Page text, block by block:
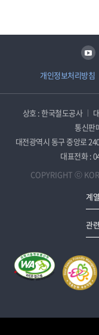
개인정보처리방침
유튜브
상호 : 한국철도공사
통신판
대전광역시 동구 중앙로
대표전화 :
COPYRIGHT ⓒ
계
관